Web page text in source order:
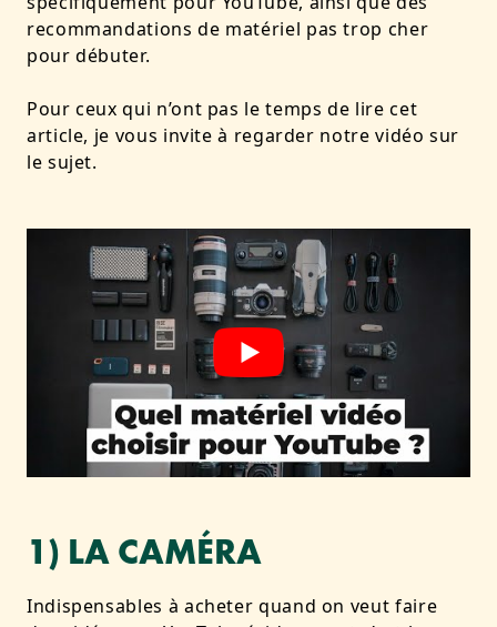
recommandations de matériel pas trop cher
pour débuter.
Pour ceux qui n’ont pas le temps de lire cet
article, je vous invite à regarder notre vidéo sur
le sujet.
1) LA CAMÉRA
Indispensables à acheter quand on veut faire